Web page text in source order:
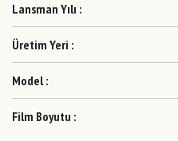
Lansman Yılı :
Üretim Yeri :
Model :
Film Boyutu :